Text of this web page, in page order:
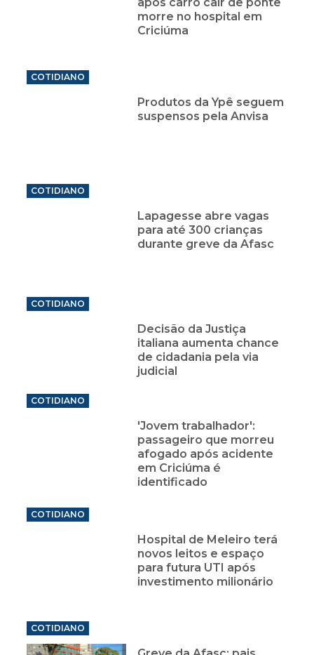
morre no hospital em
Criciúma
COTIDIANO
Produtos da Ypê seguem
suspensos pela Anvisa
COTIDIANO
Lapagesse abre vagas
para até 300 crianças
durante greve da Afasc
COTIDIANO
Decisão da Justiça
italiana aumenta chance
de cidadania pela via
judicial
COTIDIANO
'Jovem trabalhador':
passageiro que morreu
afogado após acidente
em Criciúma é
identificado
COTIDIANO
Hospital de Meleiro terá
novos leitos e espaço
para futura UTI após
investimento milionário
COTIDIANO